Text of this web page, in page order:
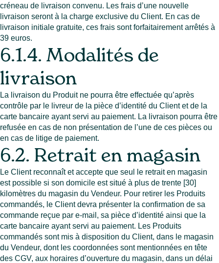
créneau de livraison convenu. Les frais d’une nouvelle
livraison seront à la charge exclusive du Client. En cas de
livraison initiale gratuite, ces frais sont forfaitairement arrêtés à
39 euros.
6.1.4. Modalités de
livraison
La livraison du Produit ne pourra être effectuée qu’après
contrôle par le livreur de la pièce d’identité du Client et de la
carte bancaire ayant servi au paiement. La livraison pourra être
refusée en cas de non présentation de l’une de ces pièces ou
en cas de litige de paiement.
6.2. Retrait en magasin
Le Client reconnaît et accepte que seul le retrait en magasin
est possible si son domicile est situé à plus de trente [30]
kilomètres du magasin du Vendeur. Pour retirer les Produits
commandés, le Client devra présenter la confirmation de sa
commande reçue par e-mail, sa pièce d’identité ainsi que la
carte bancaire ayant servi au paiement. Les Produits
commandés sont mis à disposition du Client, dans le magasin
du Vendeur, dont les coordonnées sont mentionnées en tête
des CGV, aux horaires d’ouverture du magasin, dans un délai